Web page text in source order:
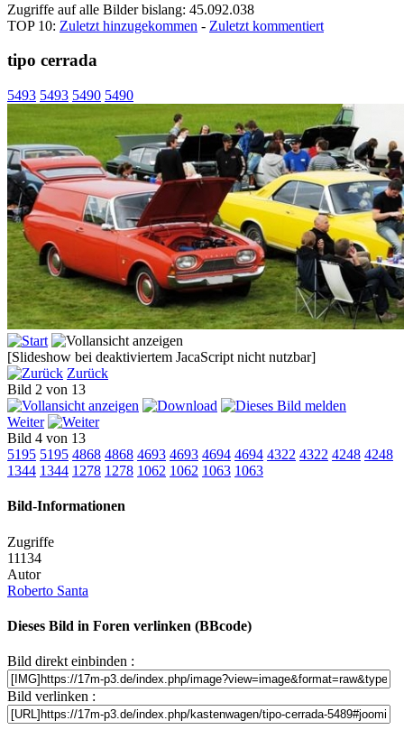
Zugriffe auf alle Bilder bislang: 45.092.038
TOP 10: Zuletzt hinzugekommen - Zuletzt kommentiert
tipo cerrada
5493 5493 5490 5490
[Slideshow bei deaktiviertem JacaScript nicht nutzbar]
Zurück
Bild 2 von 13
Weiter
Bild 4 von 13
5195 5195 4868 4868 4693 4693 4694 4694 4322 4322 4248 4248
1344 1344 1278 1278 1062 1062 1063 1063
Bild-Informationen
Zugriffe
11134
Autor
Roberto Santa
Dieses Bild in Foren verlinken (BBcode)
Bild direkt einbinden :
Bild verlinken :